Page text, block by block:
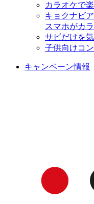
カラオケで
キョクナビ
スマホがカ
サビだけを
子供向けコ
キャンペーン情報